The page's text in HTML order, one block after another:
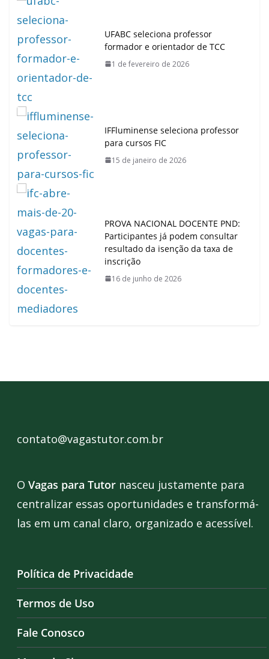
UFABC seleciona professor
formador e orientador de TCC
1 de fevereiro de 2026
IFFluminense seleciona professor
para cursos FIC
15 de janeiro de 2026
PROVA NACIONAL DOCENTE PND:
Participantes já podem consultar
resultado da isenção da taxa de
inscrição
16 de junho de 2026
contato@vagastutor.com.br
O Vagas para Tutor nasceu justamente para
centralizar essas oportunidades e transformá-
las em um canal claro, organizado e acessível.
Política de Privacidade
Termos de Uso
Fale Conosco